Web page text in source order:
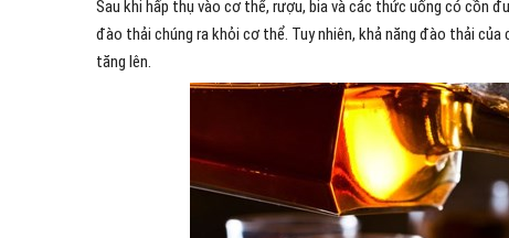
Sau khi hấp thụ vào cơ thể, rượu, bia và các thức uống có cồn
đào thải chúng ra khỏi cơ thể. Tuy nhiên, khả năng đào thải
tăng lên.